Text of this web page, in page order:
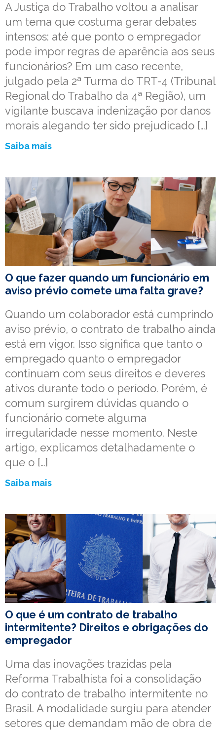
A Justiça do Trabalho voltou a analisar
um tema que costuma gerar debates
intensos: até que ponto o empregador
pode impor regras de aparência aos seus
funcionários? Em um caso recente,
julgado pela 2ª Turma do TRT-4 (Tribunal
Regional do Trabalho da 4ª Região), um
vigilante buscava indenização por danos
morais alegando ter sido prejudicado […]
Saiba mais
O que fazer quando um funcionário em
aviso prévio comete uma falta grave?
Quando um colaborador está cumprindo
aviso prévio, o contrato de trabalho ainda
está em vigor. Isso significa que tanto o
empregado quanto o empregador
continuam com seus direitos e deveres
ativos durante todo o período. Porém, é
comum surgirem dúvidas quando o
funcionário comete alguma
irregularidade nesse momento. Neste
artigo, explicamos detalhadamente o
que o […]
Saiba mais
O que é um contrato de trabalho
intermitente? Direitos e obrigações do
empregador
Uma das inovações trazidas pela
Reforma Trabalhista foi a consolidação
do contrato de trabalho intermitente no
Brasil. A modalidade surgiu para atender
setores que demandam mão de obra de